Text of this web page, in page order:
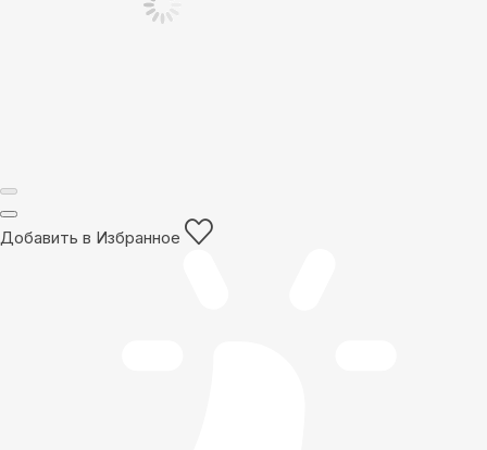
Добавить в Избранное